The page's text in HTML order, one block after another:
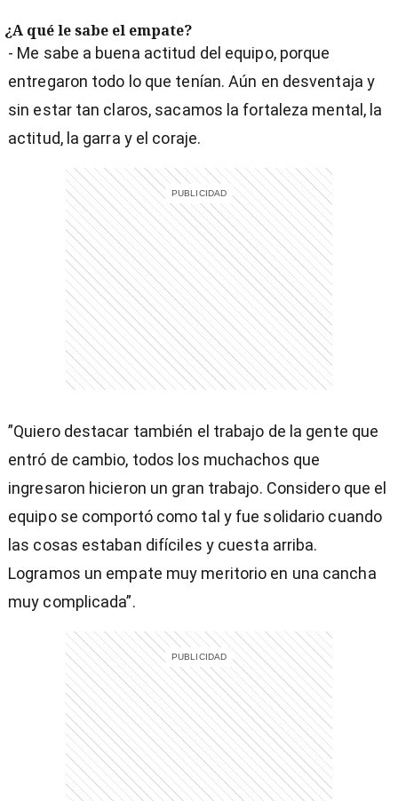
¿A qué le sabe el empate?
- Me sabe a buena actitud del equipo, porque
entregaron todo lo que tenían. Aún en desventaja y
sin estar tan claros, sacamos la fortaleza mental, la
actitud, la garra y el coraje.
”Quiero destacar también el trabajo de la gente que
entró de cambio, todos los muchachos que
ingresaron hicieron un gran trabajo. Considero que el
equipo se comportó como tal y fue solidario cuando
las cosas estaban difíciles y cuesta arriba.
Logramos un empate muy meritorio en una cancha
muy complicada”.